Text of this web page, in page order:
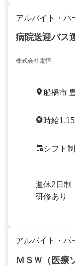
アルバイト・パ
病院送迎バス
株式会社電恒
船橋市
時給
シフト
週休2日制
研修あり
アルバイト・パ
ＭＳＷ（医療